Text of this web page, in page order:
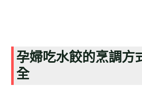
孕婦吃水餃的烹調方
全